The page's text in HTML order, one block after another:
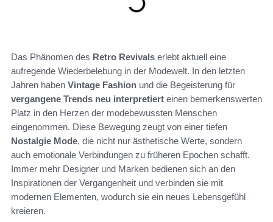
Das Phänomen des Retro Revivals erlebt aktuell eine
aufregende Wiederbelebung in der Modewelt. In den letzten
Jahren haben Vintage Fashion und die Begeisterung für
vergangene Trends neu interpretiert einen bemerkenswerten
Platz in den Herzen der modebewussten Menschen
eingenommen. Diese Bewegung zeugt von einer tiefen
Nostalgie Mode, die nicht nur ästhetische Werte, sondern
auch emotionale Verbindungen zu früheren Epochen schafft.
Immer mehr Designer und Marken bedienen sich an den
Inspirationen der Vergangenheit und verbinden sie mit
modernen Elementen, wodurch sie ein neues Lebensgefühl
kreieren.